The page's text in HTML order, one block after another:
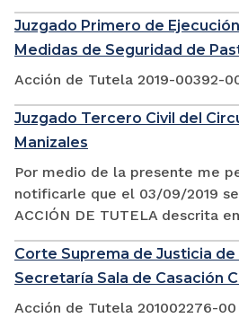
Juzgado Primero de
Medidas de Seguridad de
Acción de Tutela 2019-00392-
Juzgado Tercero Civil del
Manizales
Por medio de la presente me
notificarle que el 03/09/2019
ACCIÓN DE TUTELA descrita
Corte Suprema de Justicia de
Secretaría Sala de Casación
Acción de Tutela 201002276-00